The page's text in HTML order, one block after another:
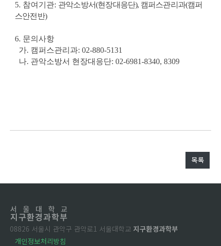
5. 참여기관: 관악소방서(현장대응단), 캠퍼스관리과(캠퍼
스안전반)
6. 문의사항
가. 캠퍼스관리과: 02-880-5131
나. 관악소방서 현장대응단: 02-6981-8340, 8309
목록
08826 서울시 관악구 관악로1 서울대학교 지구환경과학부
개인정보처리방침